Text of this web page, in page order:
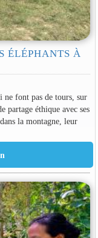
ÉLÉPHANTS À
ne font pas de tours, sur
partage éthique avec ses
la montagne, leur